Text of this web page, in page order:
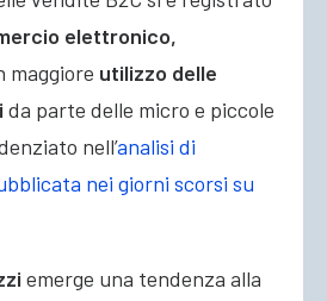
elettronico,
maggiore utilizzo delle
da parte delle micro e piccole
nell’analisi di
nei giorni scorsi su
emerge una tendenza alla